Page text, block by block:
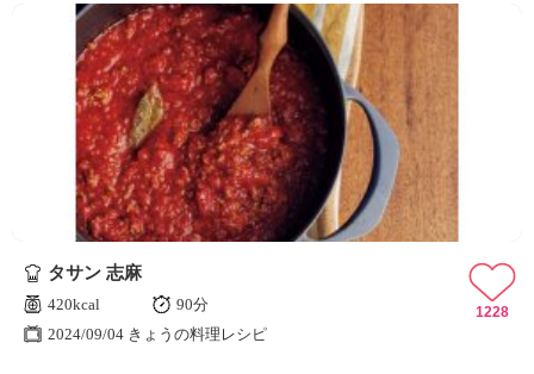
タサン 志麻
420kcal
90分
2024/09/04 きょうの料理レシピ
1228